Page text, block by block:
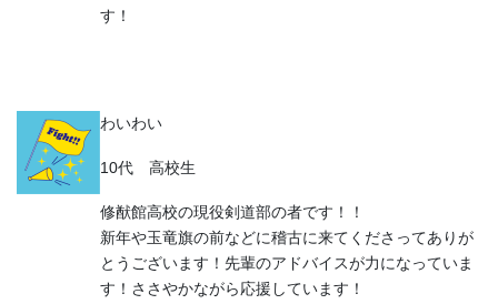
す！
わいわい
10代 高校生
修猷館高校の現役剣道部の者です！！
新年や玉竜旗の前などに稽古に来てくださってありが
とうございます！先輩のアドバイスが力になっていま
す！ささやかながら応援しています！